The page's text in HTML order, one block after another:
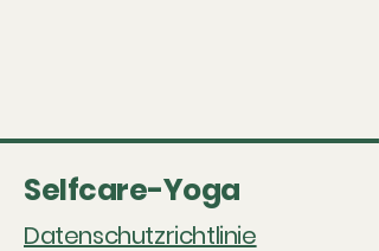
Selfcare-Yoga
Datenschutzrichtlinie